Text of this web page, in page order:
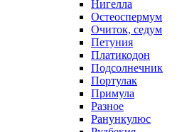
Нигелла
Остеоспермум
Очиток, седум
Петуния
Платикодон
Подсолнечник
Портулак
Примула
Разное
Ранункулюс